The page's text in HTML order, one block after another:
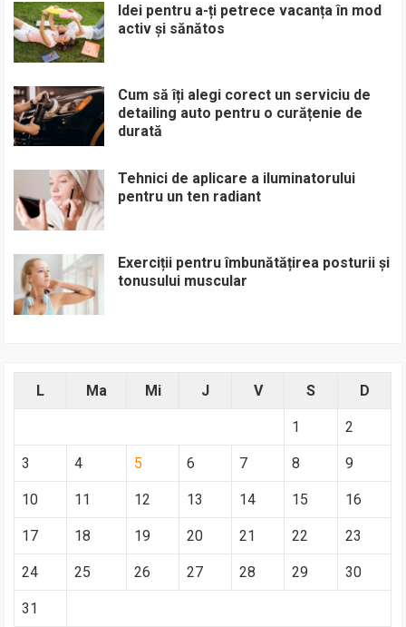
Idei pentru a-ți petrece vacanța în mod
activ și sănătos
Cum să îți alegi corect un serviciu de
detailing auto pentru o curățenie de
durată
Tehnici de aplicare a iluminatorului
pentru un ten radiant
Exerciții pentru îmbunătățirea posturii și
tonusului muscular
L Ma Mi J V S D
1 2
3 4 5 6 7 8 9
10 11 12 13 14 15 16
17 18 19 20 21 22 23
24 25 26 27 28 29 30
31